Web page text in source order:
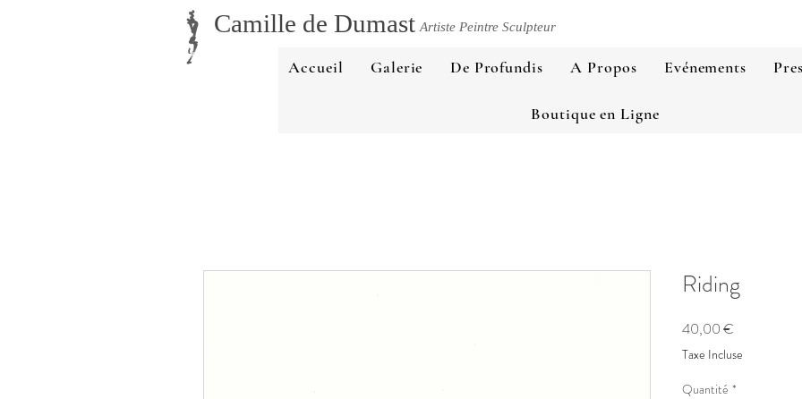
Camille de Dumast Artiste Peintre Sculpteur
Accueil
Galerie De Profundis A Propos Evénements
Boutique en Ligne
Riding
40,00 €
Taxe Incluse
Quantité *